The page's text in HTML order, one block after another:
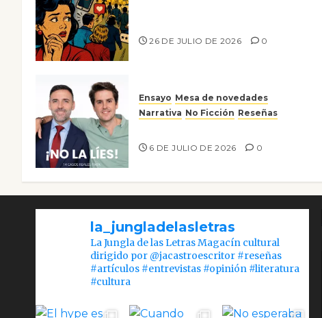
26 DE JULIO DE 2026 0
Ensayo Mesa de novedades
Narrativa No Ficción Reseñas
6 DE JULIO DE 2026 0
la_jungladelasletras
La Jungla de las Letras Magacín cultural
dirigido por @jacastroescritor #reseñas
#artículos #entrevistas #opinión #literatura
#cultura